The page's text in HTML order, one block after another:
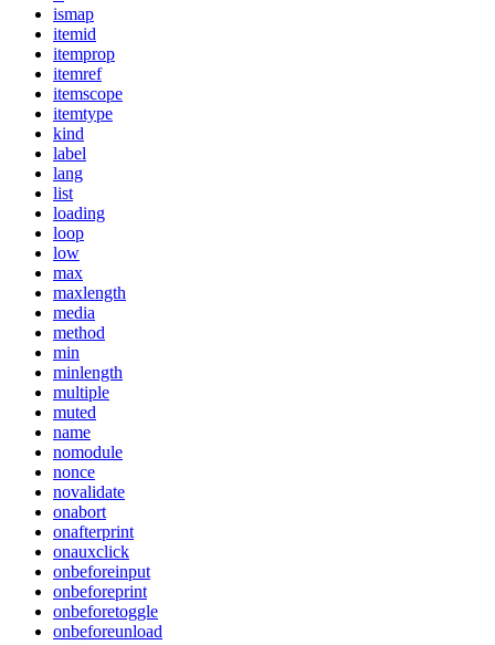
ismap
itemid
itemprop
itemref
itemscope
itemtype
kind
label
lang
list
loading
loop
low
max
maxlength
media
method
min
minlength
multiple
muted
name
nomodule
nonce
novalidate
onabort
onafterprint
onauxclick
onbeforeinput
onbeforeprint
onbeforetoggle
onbeforeunload